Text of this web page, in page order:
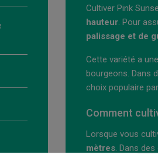
Cultiver Pink
hauteur. Pour
palissage et de
Cette variété a
bourgeons. Dans
choix populaire
Comment
Lorsque vous
mètres. Dans